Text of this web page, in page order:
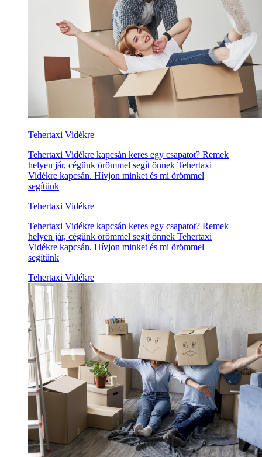
Tehertaxi Vidékre
Tehertaxi Vidékre kapcsán keres egy csapatot? Remek
helyen jár, cégünk örömmel segít önnek Tehertaxi
Vidékre kapcsán. Hívjon minket és mi örömmel
segítünk
Tehertaxi Vidékre
Tehertaxi Vidékre kapcsán keres egy csapatot? Remek
helyen jár, cégünk örömmel segít önnek Tehertaxi
Vidékre kapcsán. Hívjon minket és mi örömmel
segítünk
Tehertaxi Vidékre